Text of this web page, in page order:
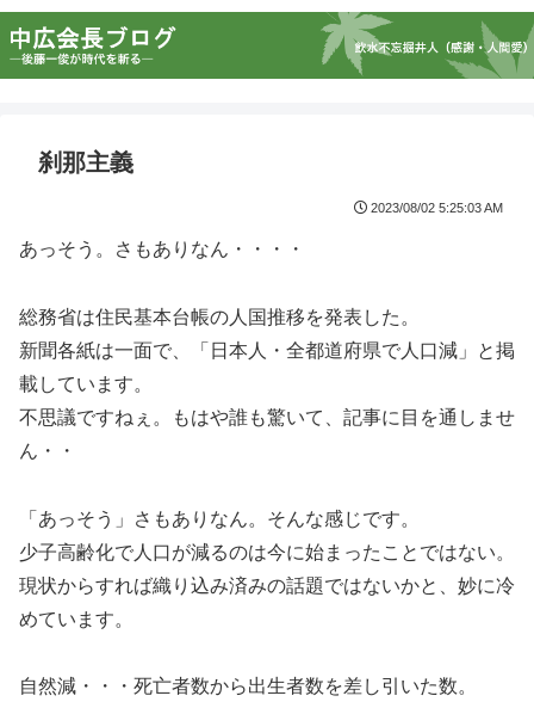
刹那主義
2023/08/02 5:25:03 AM
あっそう。さもありなん・・・・
総務省は住民基本台帳の人国推移を発表した。
新聞各紙は一面で、「日本人・全都道府県で人口減」と掲
載しています。
不思議ですねぇ。もはや誰も驚いて、記事に目を通しませ
ん・・
「あっそう」さもありなん。そんな感じです。
少子高齢化で人口が減るのは今に始まったことではない。
現状からすれば織り込み済みの話題ではないかと、妙に冷
めています。
自然減・・・死亡者数から出生者数を差し引いた数。